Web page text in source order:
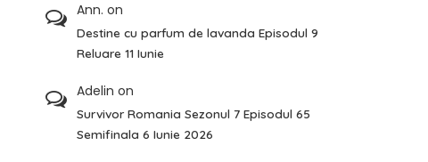
Ann. on
Destine cu parfum de lavanda Episodul 9
Reluare 11 Iunie
Adelin on
Survivor Romania Sezonul 7 Episodul 65
Semifinala 6 Iunie 2026